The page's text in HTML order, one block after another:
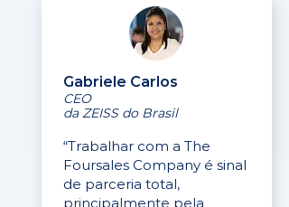
Gabriele Carlos
CEO
da ZEISS do Brasil
“Trabalhar com a The
Foursales Company é sinal
de parceria total,
principalmente pela